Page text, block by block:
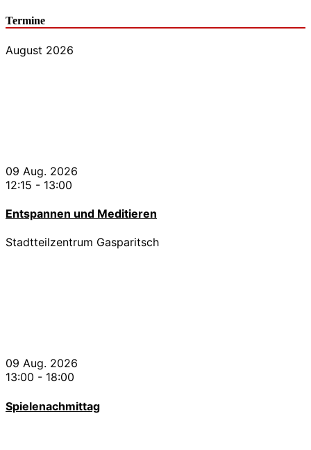
Termine
August 2026
09 Aug. 2026
12:15 - 13:00
Entspannen und Meditieren
Stadtteilzentrum Gasparitsch
09 Aug. 2026
13:00 - 18:00
Spielenachmittag